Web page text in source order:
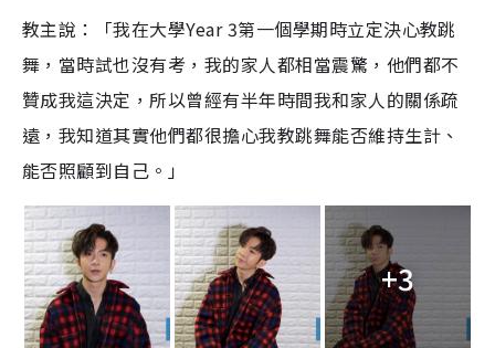
教主說：「我在大學Year 3第一個學期時立定決心教跳
舞，當時試也沒有考，我的家人都相當震驚，他們都不
贊成我這決定，所以曾經有半年時間我和家人的關係疏
遠，我知道其實他們都很擔心我教跳舞能否維持生計、
能否照顧到自己。」
+3